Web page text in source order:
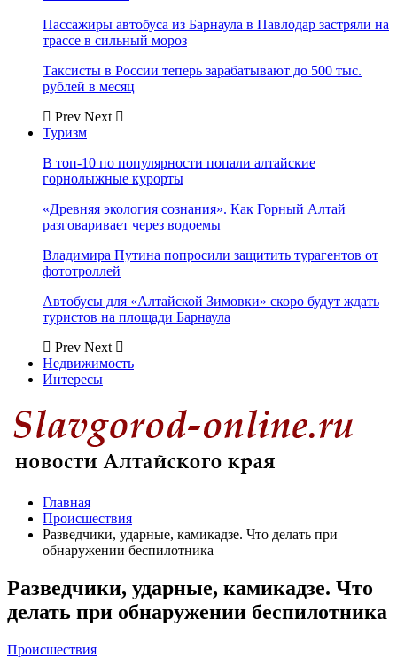
Пассажиры автобуса из Барнаула в Павлодар застряли на
трассе в сильный мороз
Таксисты в России теперь зарабатывают до 500 тыс.
рублей в месяц
Prev Next
Туризм
В топ-10 по популярности попали алтайские
горнолыжные курорты
«Древняя экология сознания». Как Горный Алтай
разговаривает через водоемы
Владимира Путина попросили защитить турагентов от
фототроллей
Автобусы для «Алтайской Зимовки» скоро будут ждать
туристов на площади Барнаула
Prev Next
Недвижимость
Интересы
Главная
Происшествия
Разведчики, ударные, камикадзе. Что делать при
обнаружении беспилотника
Разведчики, ударные, камикадзе. Что
делать при обнаружении беспилотника
Происшествия